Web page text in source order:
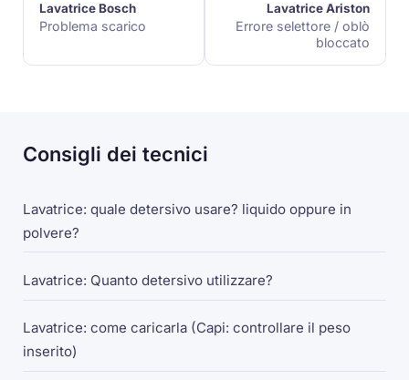
Lavatrice Bosch
Problema scarico
Lavatrice Ariston
Errore selettore / oblò
bloccato
Consigli dei tecnici
Lavatrice: quale detersivo usare? liquido oppure in
polvere?
Lavatrice: Quanto detersivo utilizzare?
Lavatrice: come caricarla (Capi: controllare il peso
inserito)